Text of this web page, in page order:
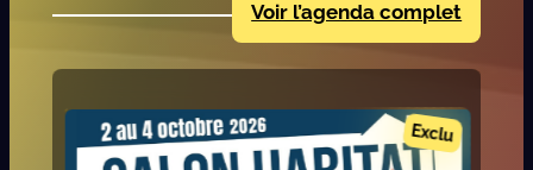
Voir l’agenda complet